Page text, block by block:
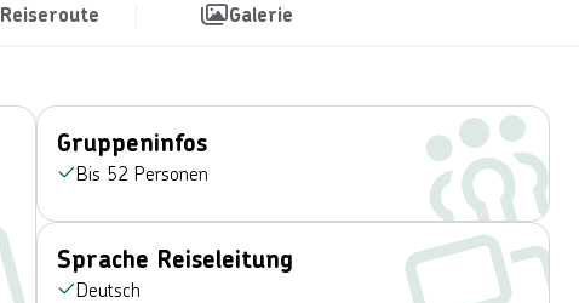
Reiseroute Galerie
Gruppeninfos
Bis 52 Personen
Sprache Reiseleitung
Deutsch